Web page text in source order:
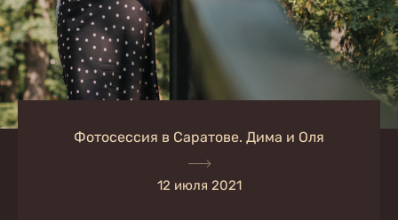
Фотосессия в Саратове. Дима и Оля
12 июля 2021